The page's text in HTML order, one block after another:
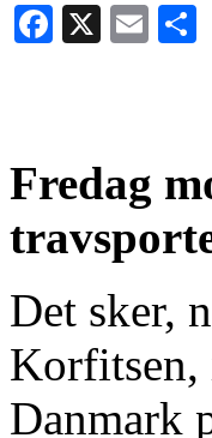
Facebook
X
Fredag
Det sker,
Korfitsen,
Danmark